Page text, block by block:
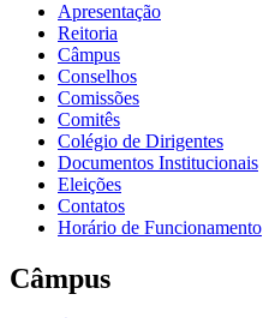
Apresentação
Reitoria
Câmpus
Conselhos
Comissões
Comitês
Colégio de Dirigentes
Documentos Institucionais
Eleições
Contatos
Horário de Funcionamento
Câmpus